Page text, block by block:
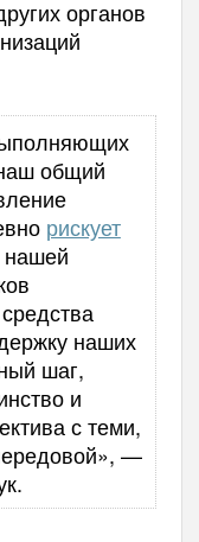
органов
общий
рискует
нашей
наших
шаг,
и
с теми,
—